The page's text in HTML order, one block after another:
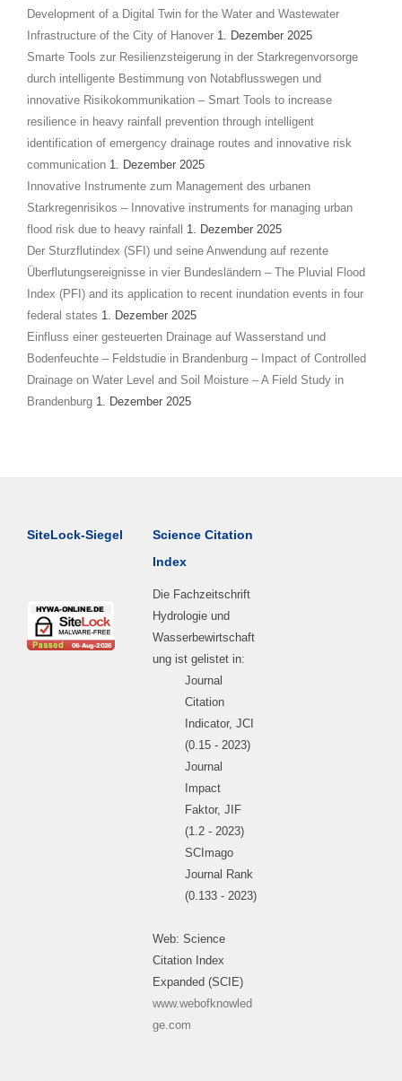
Development of a Digital Twin for the Water and Wastewater
Infrastructure of the City of Hanover 1. Dezember 2025
Smarte Tools zur Resilienzsteigerung in der Starkregenvorsorge
durch intelligente Bestimmung von Notabflusswegen und
innovative Risikokommunikation – Smart Tools to increase
resilience in heavy rainfall prevention through intelligent
identification of emergency drainage routes and innovative risk
communication 1. Dezember 2025
Innovative Instrumente zum Management des urbanen
Starkregenrisikos – Innovative instruments for managing urban
flood risk due to heavy rainfall
1. Dezember 2025
Der Sturzflutindex (SFI) und seine Anwendung auf rezente
Überflutungsereignisse in vier Bundesländern – The Pluvial Flood
Index (PFI) and its application to recent inundation events in four
federal states 1. Dezember 2025
Einfluss einer gesteuerten Drainage auf Wasserstand und
Bodenfeuchte – Feldstudie in Brandenburg – Impact of Controlled
Drainage on Water Level and Soil Moisture – A Field Study in
Brandenburg 1. Dezember 2025
SiteLock-Siegel
Science Citation
Index
Die Fachzeitschrift
Hydrologie und
Wasserbewirtschaft
ung ist gelistet in:
Journal
Citation
Indicator, JCI
(0.15 - 2023)
Journal
Impact
Faktor, JIF
(1.2 - 2023)
SCImago
Journal Rank
(0.133 - 2023)
Web: Science
Citation Index
Expanded (SCIE)
www.webofknowled
ge.com